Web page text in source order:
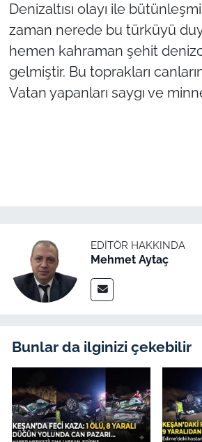
Denizaltısı olayı ile
zaman nerede bu türküyü
hemen kahraman şehit
gelmiştir. Bu toprakları
Vatan yapanları saygı ve
EDITÖR HAKKINDA
Mehmet Aytaç
Bunlar da ilginizi çekebilir